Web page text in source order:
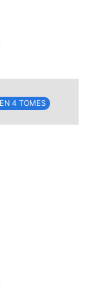
4 TOMES